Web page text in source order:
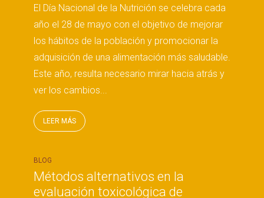
El Día Nacional de la Nutrición se celebra cada
año el 28 de mayo con el objetivo de mejorar
los hábitos de la población y promocionar la
adquisición de una alimentación más saludable.
Este año, resulta necesario mirar hacia atrás y
ver los cambios...
LEER MÁS
BLOG
Métodos alternativos en la
evaluación toxicológica de